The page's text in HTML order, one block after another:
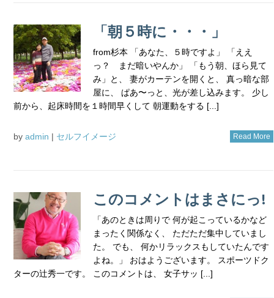
「朝５時に・・・」
from杉本 「あなた、５時ですよ」 「ええ
っ？ まだ暗いやんか」 「もう朝、ほら見て
み」と、 妻がカーテンを開くと、 真っ暗な部
屋に、 ぱあ〜っと、光が差し込みます。 少し
前から、起床時間を１時間早くして 朝運動をする [...]
by admin | セルフイメージ Read More
このコメントはまさにっ!
「あのときは周りで 何が起こっているかなど
まったく関係なく、 ただただ集中していまし
た。 でも、 何かリラックスもしていたんです
よね。」 おはようございます。 スポーツドク
ターの辻秀一です。 このコメントは、 女子サッ [...]